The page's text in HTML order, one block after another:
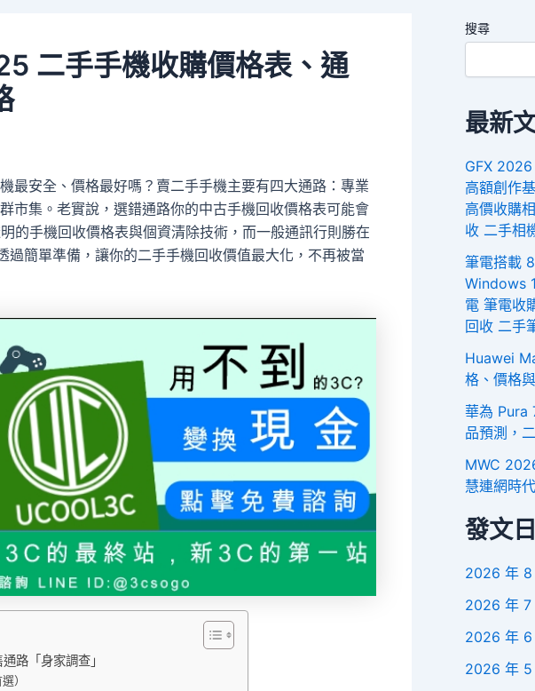
二手手機收購價格表、通
最安全、價格最好嗎？賣二手手機主要有四大通路：專業
市集。老實說，選錯通路你的中古手機回收價格表可能會
的手機回收價格表與個資清除技術，而一般通訊行則勝在
簡單準備，讓你的二手手機回收價值最大化，不再被當
路「身家調查」
）
搜尋
最新
GFX
高額創作
高價收購
收 二手相
筆電搭載
Windows
電 筆電收
回收 二手
Huawei
格、價格
華為 Pura
品預測，
MWC
慧連網時代
發文
2026 年 8
2026 年 7
2026 年 6
2026 年 5